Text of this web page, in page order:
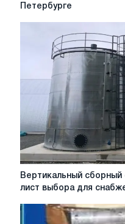
генераторных
установок
Санкт-
Петербурге
Петербурге
Вертикальный
сборный
резервуар:
Вертикальный сборный
лист выбора для